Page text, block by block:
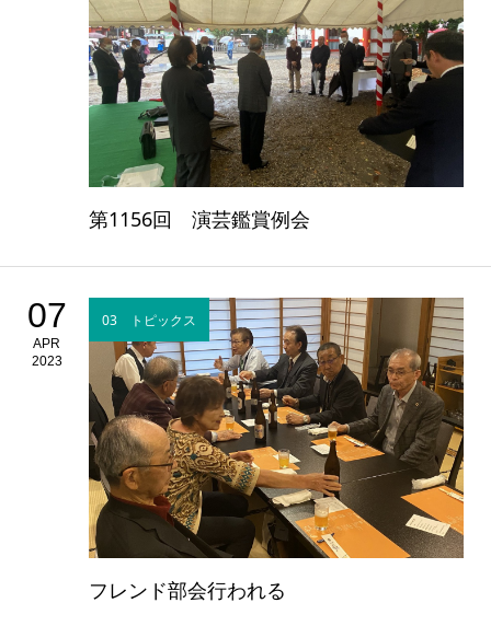
第1156回 演芸鑑賞例会
07
APR
2023
03 トピックス
フレンド部会行われる